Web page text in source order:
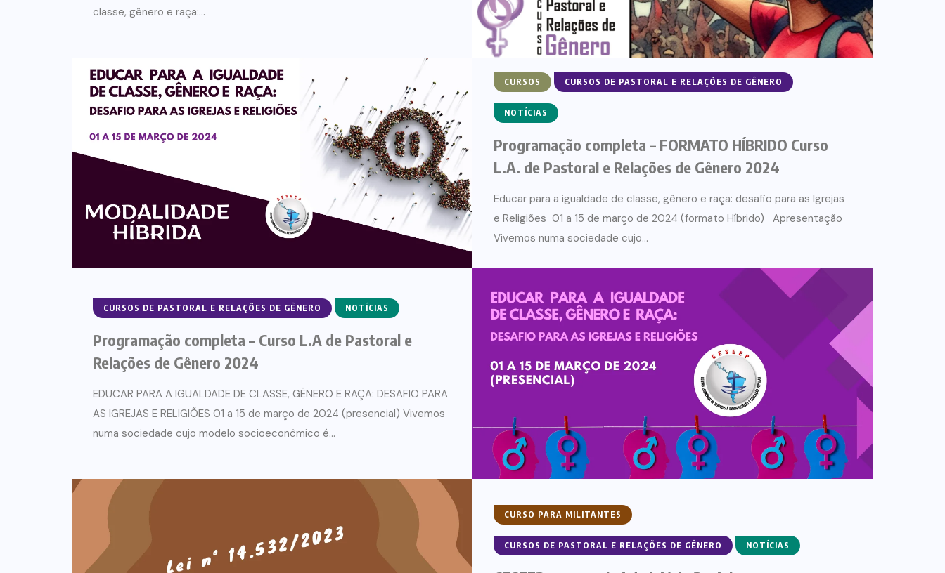
classe, gênero e raça:...
CURSOS CURSOS DE PASTORAL E RELAÇÕES DE GÊNERO
NOTÍCIAS
Programação completa – FORMATO HÍBRIDO Curso
L.A. de Pastoral e Relações de Gênero 2024
Educar para a igualdade de classe, gênero e raça: desafio para as Igrejas
e Religiões 01 a 15 de março de 2024 (formato Híbrido) Apresentação
Vivemos numa sociedade cujo...
CURSOS DE PASTORAL E RELAÇÕES DE GÊNERO NOTÍCIAS
Programação completa – Curso L.A de Pastoral e
Relações de Gênero 2024
EDUCAR PARA A IGUALDADE DE CLASSE, GÊNERO E RAÇA: DESAFIO PARA
AS IGREJAS E RELIGIÕES 01 a 15 de março de 2024 (presencial) Vivemos
numa sociedade cujo modelo socioeconômico é...
CURSO PARA MILITANTES
CURSOS DE PASTORAL E RELAÇÕES DE GÊNERO NOTÍCIAS